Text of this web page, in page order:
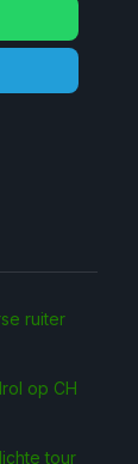
ruiter
op CH
tour